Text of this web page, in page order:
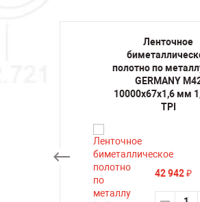
Ленточное
полотно по
GERMANY
10000х67х1,6 мм
TPI
42 942 ₽